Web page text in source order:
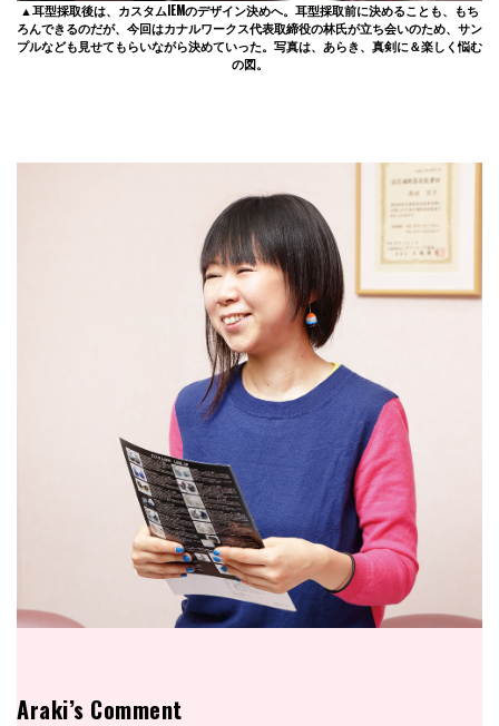
▲耳型採取後は、カスタムIEMのデザイン決めへ。耳型採取前に決めることも、もち
ろんできるのだが、今回はカナルワークス代表取締役の林氏が立ち会いのため、サン
プルなども見せてもらいながら決めていった。写真は、あらき、真剣に＆楽しく悩む
の図。
Araki’s Comment